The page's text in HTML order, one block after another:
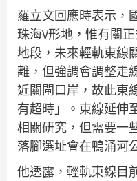
羅立文回應時表示，
珠海V形地，惟有關
地段，未來輕軌東線
離，但強調會調整走
近關閘口岸，故此東
有超時」。東線延伸
相關研究，但需要一
落腳選址會在鴨涌河
他透露，輕軌東線目